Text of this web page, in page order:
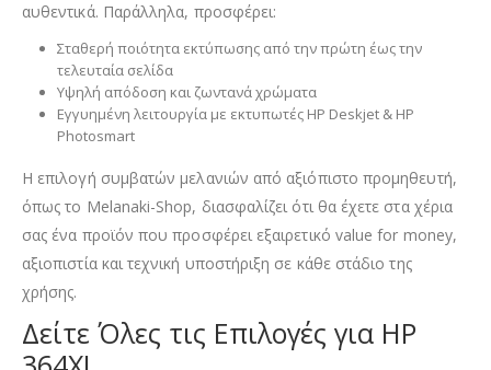
αυθεντικά. Παράλληλα, προσφέρει:
Σταθερή ποιότητα εκτύπωσης από την πρώτη έως την
τελευταία σελίδα
Υψηλή απόδοση και ζωντανά χρώματα
Εγγυημένη λειτουργία με εκτυπωτές HP Deskjet & HP
Photosmart
Η επιλογή συμβατών μελανιών από αξιόπιστο προμηθευτή,
όπως το Melanaki-Shop, διασφαλίζει ότι θα έχετε στα χέρια
σας ένα προϊόν που προσφέρει εξαιρετικό value for money,
αξιοπιστία και τεχνική υποστήριξη σε κάθε στάδιο της
χρήσης.
Δείτε Όλες τις Επιλογές για HP